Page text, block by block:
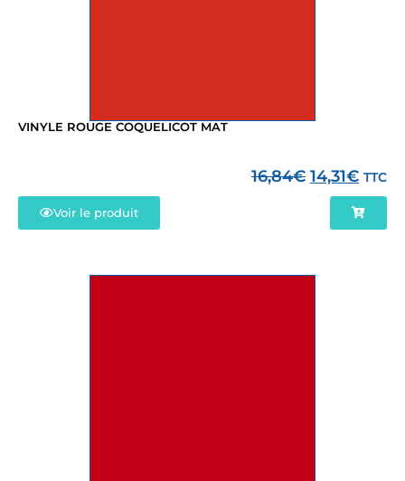
VINYLE ROUGE COQUELICOT MAT
16,84€ 14,31€ TTC
Voir le produit